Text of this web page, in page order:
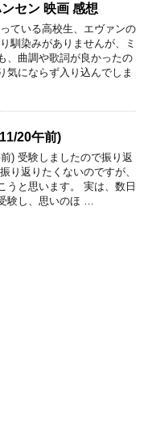
セン 映画 感想
ている高校生、エヴァンの
馴染みがありませんが、ミ
、曲調や歌詞が良かったの
気にならず入り込んでしま
20午前)
) 受験しましたので振り返
り返りたくないのですが、
うと思います。 実は、数日
験し、思いのほ …